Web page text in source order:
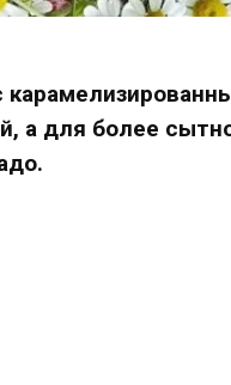
а для более